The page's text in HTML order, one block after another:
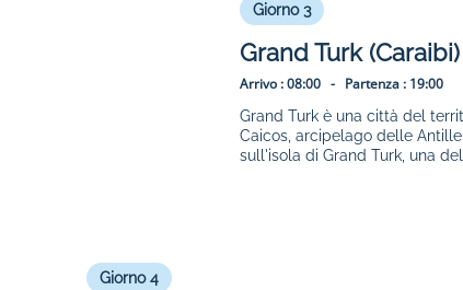
Giorno 3
Grand Turk (Caraibi)
Arrivo :08:00 - Partenza : 19:00
Grand Turk è una città del
Caicos, arcipelago delle
sull'isola di Grand Turk, una
Giorno 4